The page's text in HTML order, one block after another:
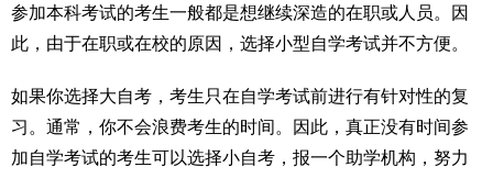
参加本科考试的考生一般都是想继续深造的在职或人员。因
此，由于在职或在校的原因，选择小型自学考试并不方便。
如果你选择大自考，考生只在自学考试前进行有针对性的复
习。通常，你不会浪费考生的时间。因此，真正没有时间参
加自学考试的考生可以选择小自考，报一个助学机构，努力